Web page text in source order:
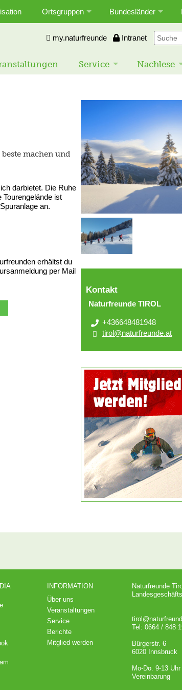
Ortsgruppen Bundesländer
my.naturfreunde Intranet
Service Nachlese
machen und
darbietet. Die Ruhe
ist
an.
erhältst du
per Mail
Kontakt
Naturfreunde TIROL
+436648481948
tirol@naturfreunde.at
INFORMATION
Über uns
Veranstaltungen
Service
Berichte
Mitglied werden
Naturfreunde
Tel: 0664 / 848
Bürgerstr. 6
6020 Innsbruck
Mo-Do. 9-13
Vereinbarung